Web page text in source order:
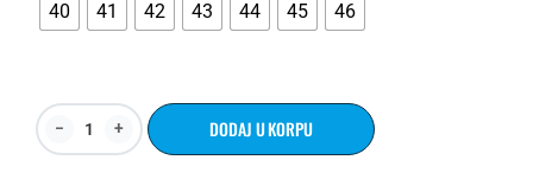
40 41 42 43 44 45 46
DODAJ U KORPU